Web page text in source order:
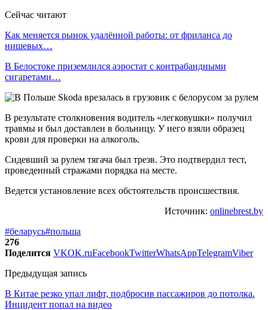
Сейчас читают
Как меняется рынок удалённой работы: от фриланса до
нишевых…
В Белостоке приземлился аэростат с контрабандными
сигаретами…
В результате столкновения водитель «легковушки» получил
травмы и был доставлен в больницу. У него взяли образец
крови для проверки на алкоголь.
Сидевший за рулем тягача был трезв. Это подтвердил тест,
проведенный стражами порядка на месте.
Ведется установление всех обстоятельств происшествия.
Источник: onlinebrest.by
#беларусь#польша
276
Поделится VKOK.ruFacebookTwitterWhatsAppTelegramViber
Предыдущая запись
В Китае резко упал лифт, подбросив пассажиров до потолка.
Инцидент попал на видео